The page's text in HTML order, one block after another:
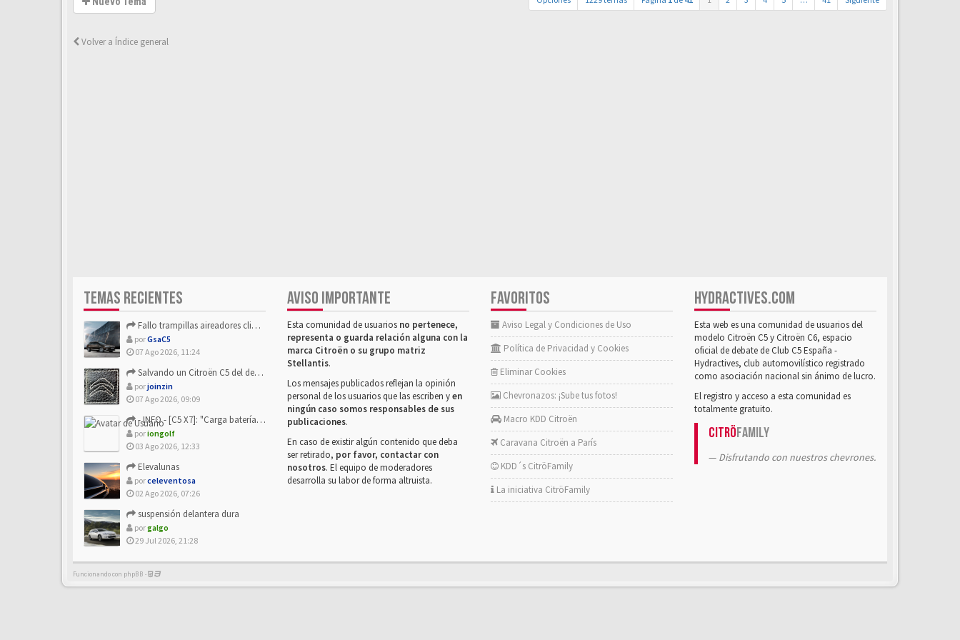
Volver a Índice general
TEMAS RECIENTES
Fallo trampillas aireadores climatizador
porGsaC5
07 Ago 2026, 11:24
Salvando un Citroën C5 del desguace: Presentación y seguimiento
porjoinzin
07 Ago 2026, 09:09
- INFO - [C5 X7]: "Carga batería o alimentación eléctri...
poriongolf
03 Ago 2026, 12:33
Elevalunas
porceleventosa
02 Ago 2026, 07:26
suspensión delantera dura
porgalgo
29 Jul 2026, 21:28
AVISO IMPORTANTE
Esta comunidad de usuarios no pertenece,
representa o guarda relación alguna con la
marca Citroën o su grupo matriz
Stellantis.
Los mensajes publicados reflejan la opinión
personal de los usuarios que las escriben yen
ningún caso somos responsables de sus
publicaciones.
En caso de existir algún contenido que deba
ser retirado, por favor, contactar con
nosotros. El equipo de moderadores
desarrolla su labor de forma altruista.
FAVORITOS
Aviso Legal y Condiciones de Uso
Política de Privacidad y Cookies
Eliminar Cookies
Chevronazos: ¡Sube tus fotos!
Macro KDD Citroën
Caravana Citroën a París
KDD´s CitröFamily
La iniciativa CitröFamily
HYDRACTIVES.COM
Esta web es una comunidad de usuarios del
modelo Citroën C5 y Citroën C6, espacio
oficial de debate de Club C5 España -
Hydractives, club automovilístico registrado
como asociación nacional sin ánimo de lucro.
El registro y acceso a esta comunidad es
totalmente gratuito.
CitröFamily
Disfrutando con nuestros chevrones.
Funcionando con phpBB -